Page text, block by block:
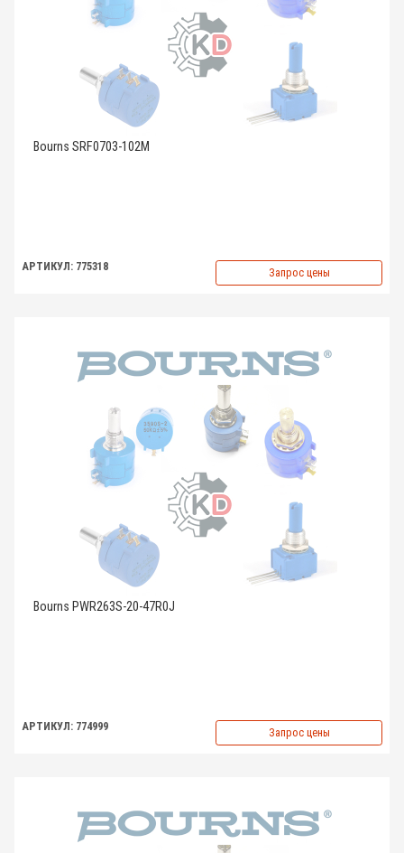
Bourns SRF0703-102M
АРТИКУЛ: 775318 Запрос цены
Bourns PWR263S-20-47R0J
АРТИКУЛ: 774999 Запрос цены